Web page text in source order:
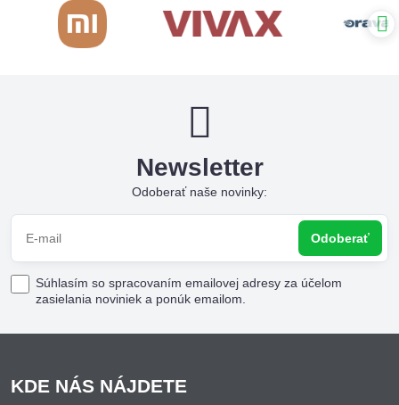
Newsletter
Odoberať naše novinky:
Odoberať
Súhlasím so spracovaním emailovej adresy za účelom
zasielania noviniek a ponúk emailom.
KDE NÁS NÁJDETE